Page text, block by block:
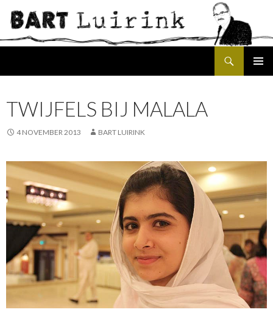
TWIJFELS BIJ MALALA
4 NOVEMBER 2013 BART LUIRINK